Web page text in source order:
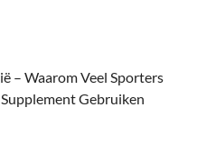
– Waarom Veel Sporters
Gebruiken